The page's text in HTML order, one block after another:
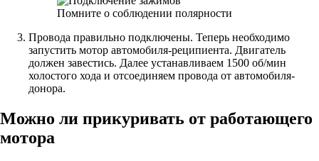
Помните о соблюдении полярности
Провода правильно подключены. Теперь необходимо
запустить мотор автомобиля-реципиента. Двигатель
должен завестись. Далее устанавливаем 1500 об/мин
холостого хода и отсоединяем провода от автомобиля-
донора.
Можно ли прикуривать от работающего
мотора